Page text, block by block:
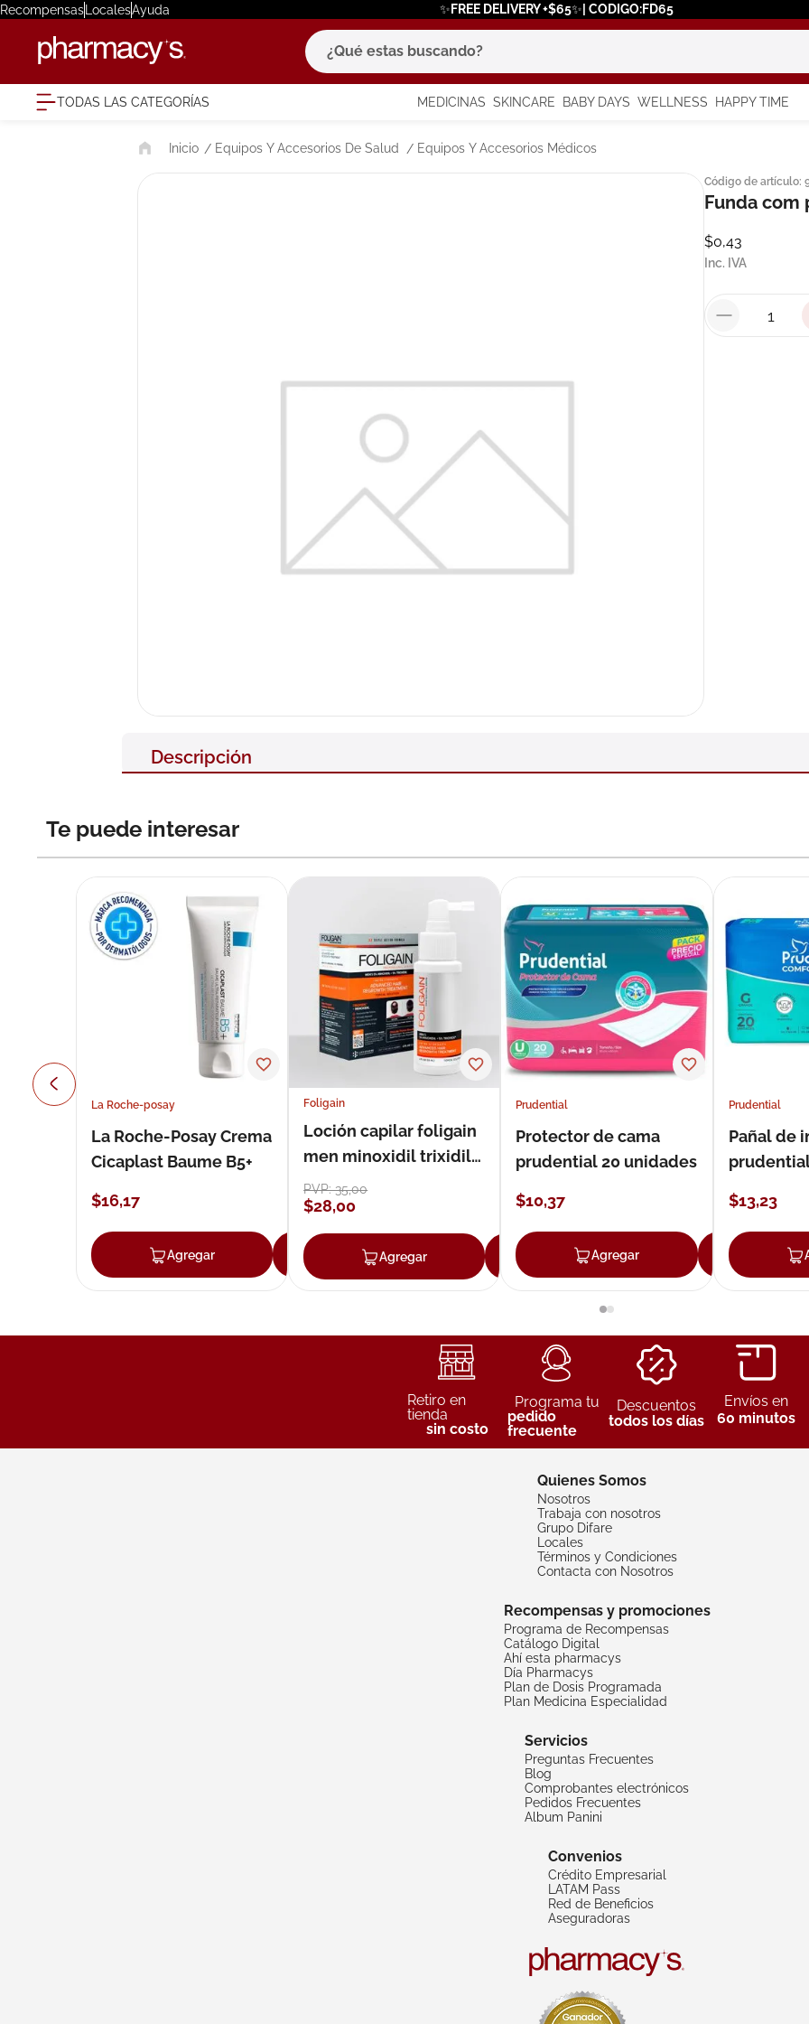
RecompensasLocalesAyuda ✨FREE DELIVERY +$65✨| CODIGO:FD65
¿Qué estas buscando?
TODAS LAS CATEGORÍAS MEDICINAS SKINCARE BABY DAYS WELLNESS HAPPY TIME
Equipos Y Accesorios De Salud Equipos Y Accesorios Médicos
Código de artículo:
Funda com
$0,43
Inc. IVA
Descripción
Te puede interesar
La Roche-posay
La Roche-Posay Crema
Cicaplast Baume B5+
$16,17
Agregar Agregar
Foligain
Loción capilar foligain
men minoxidil trixidil
loción 59 ml
PVP:35,00
$28,00
Agregar Agregar
Prudential
Protector de cama
prudential 20 unidades
$10,37
Agregar
Prudential
Pañal de
$13,23
Retiro en
tienda
sin costo
Programa tu
pedido
frecuente
Descuentos
todos los días
Envíos en
60 minutos
Quienes Somos
Nosotros
Trabaja con nosotros
Grupo Difare
Locales
Términos y Condiciones
Contacta con Nosotros
Recompensas y promociones
Programa de Recompensas
Catálogo Digital
Ahí esta pharmacys
Día Pharmacys
Plan de Dosis Programada
Plan Medicina Especialidad
Servicios
Preguntas Frecuentes
Blog
Comprobantes electrónicos
Pedidos Frecuentes
Album Panini
Convenios
Crédito Empresarial
LATAM Pass
Red de Beneficios
Aseguradoras
términos más buscados
1. eucerin
pañales